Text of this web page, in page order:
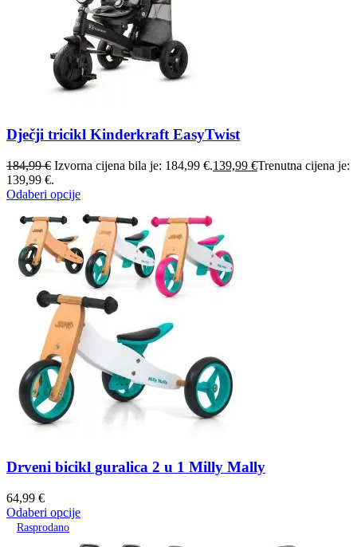
Dječji tricikl Kinderkraft EasyTwist
184,99€ Izvorna cijena bila je: 184,99 €.139,99 €Trenutna cijena je:
139,99 €.
Odaberi opcije
Drveni bicikl guralica 2 u 1 Milly Mally
64,99 €
Odaberi opcije
Rasprodano